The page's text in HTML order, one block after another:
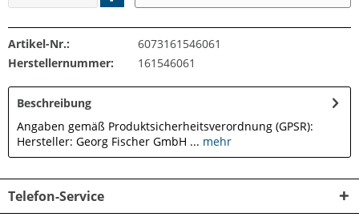
Artikel-Nr.:
6073161546061
Herstellernummer:
161546061
Beschreibung
Angaben gemäß Produktsicherheitsverordnung (GPSR):
Hersteller: Georg Fischer GmbH ... mehr
Telefon-Service